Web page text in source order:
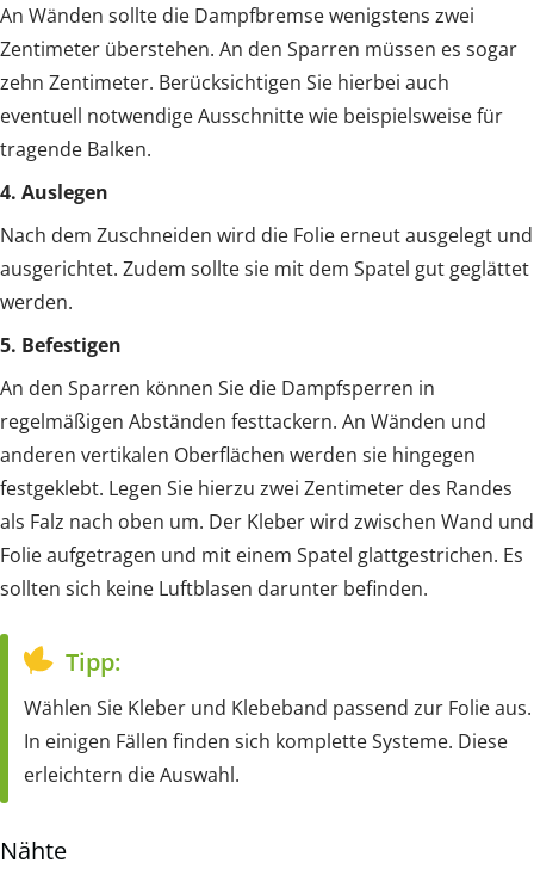
An Wänden sollte die Dampfbremse wenigstens zwei
Zentimeter überstehen. An den Sparren müssen es sogar
zehn Zentimeter. Berücksichtigen Sie hierbei auch
eventuell notwendige Ausschnitte wie beispielsweise für
tragende Balken.
4. Auslegen
Nach dem Zuschneiden wird die Folie erneut ausgelegt und
ausgerichtet. Zudem sollte sie mit dem Spatel gut geglättet
werden.
5. Befestigen
An den Sparren können Sie die Dampfsperren in
regelmäßigen Abständen festtackern. An Wänden und
anderen vertikalen Oberflächen werden sie hingegen
festgeklebt. Legen Sie hierzu zwei Zentimeter des Randes
als Falz nach oben um. Der Kleber wird zwischen Wand und
Folie aufgetragen und mit einem Spatel glattgestrichen. Es
sollten sich keine Luftblasen darunter befinden.
Tipp:
Wählen Sie Kleber und Klebeband passend zur Folie aus.
In einigen Fällen finden sich komplette Systeme. Diese
erleichtern die Auswahl.
Nähte